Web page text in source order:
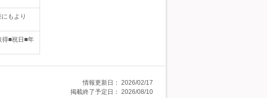
もより
得■祝日■年
情報更新日： 2026/02/17
掲載終了予定日： 2026/08/10